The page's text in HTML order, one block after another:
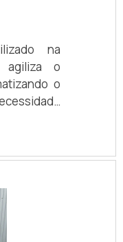
na
agiliza o
o